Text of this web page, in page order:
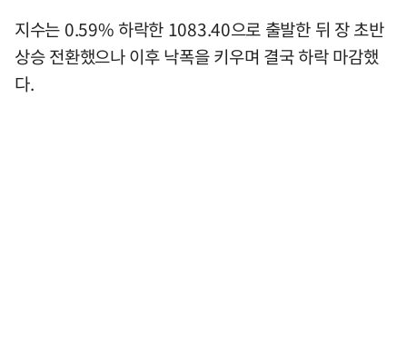
지수는 0.59% 하락한 1083.40으로 출발한 뒤 장 초반
상승 전환했으나 이후 낙폭을 키우며 결국 하락 마감했
다.